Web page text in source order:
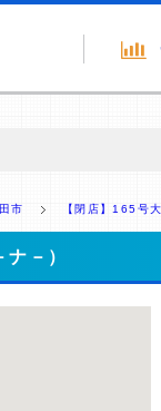
ます。
市 【閉店】165号
－）